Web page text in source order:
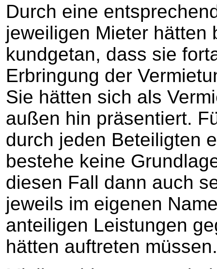
Durch eine
jeweiligen Mieter hätten
kundgetan, dass sie
Erbringung der
Sie hätten sich als
außen hin präsentiert.
durch jeden Beteiligten
bestehe keine
diesen Fall dann auch
jeweils im eigenen
anteiligen Leistungen
hätten auftreten müssen.